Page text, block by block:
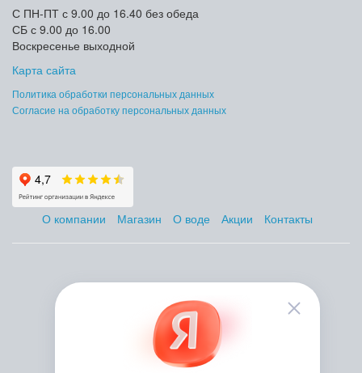
С ПН-ПТ с 9.00 до 16.40 без обеда
СБ с 9.00 до 16.00
Воскресенье выходной
Карта сайта
Политика обработки персональных данных
Согласие на обработку персональных данных
О компании Магазин О воде Акции Контакты